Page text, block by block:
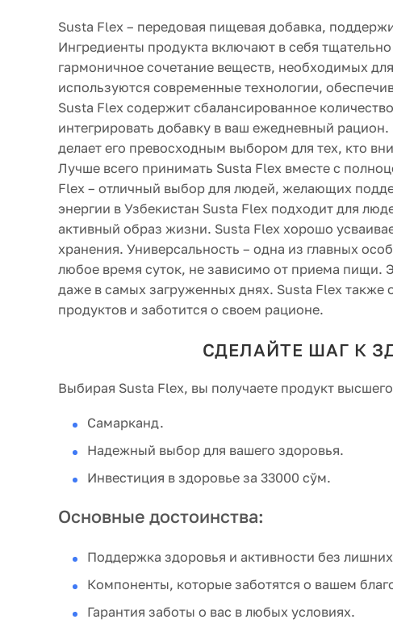
Susta Flex – передовая пищевая добавка,
Ингредиенты продукта включают в себя
гармоничное сочетание веществ, необходимых
используются современные технологии,
Susta Flex содержит сбалансированное
интегрировать добавку в ваш ежедневный
делает его превосходным выбором для тех, кто
Лучше всего принимать Susta Flex вместе с
Flex – отличный выбор для людей, желающих
энергии в Узбекистан Susta Flex подходит для
активный образ жизни. Susta Flex хорошо
хранения. Универсальность – одна из главных
любое время суток, не зависимо от приема пищи.
даже в самых загруженных днях. Susta Flex также
продуктов и заботится о своем рационе.
СДЕЛАЙТЕ ШАГ К
Выбирая Susta Flex, вы получаете продукт
Самарканд.
Надежный выбор для вашего здоровья.
Инвестиция в здоровье за 33000 сўм.
Основные достоинства:
Поддержка здоровья и активности без лишних
Компоненты, которые заботятся о вашем
Гарантия заботы о вас в любых условиях.